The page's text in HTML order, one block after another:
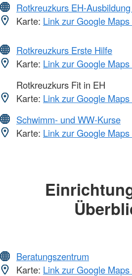
Rotkreuzkurs EH-
Karte: Link zur Google
Rotkreuzkurs Erste Hilfe
Karte: Link zur Google
Rotkreuzkurs Fit in EH
Karte: Link zur Google
Schwimm- und WW-Kurse
Karte: Link zur Google
Beratungszentrum
Karte: Link zur Google